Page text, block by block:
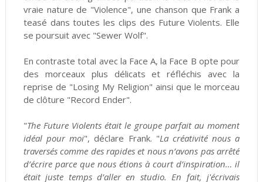
vraie nature de "Violence", une chanson que Frank a
teasé dans toutes les clips des Future Violents. Elle
se poursuit avec "Sewer Wolf".
En contraste total avec la Face A, la Face B opte pour
des morceaux plus délicats et réfléchis avec la
reprise de "Losing My Religion" ainsi que le morceau
de clôture "Record Ender".
"The Future Violents était le groupe parfait au moment
idéal pour moi", déclare Frank. "La créativité nous a
traversés comme des rapides et nous n’avons pas arrêté
d’écrire parce que nous étions à court d’inspiration… il
était juste temps d’aller en studio. En fait, j'écrivais